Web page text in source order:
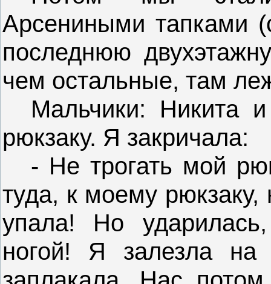
Арсениными тапками
последнюю
чем остальные, там
Мальчики: Никита
рюкзаку. Я закричала:
- Не трогать мой
туда, к моему рюкзаку,
упала! Но
ногой! Я залезла на